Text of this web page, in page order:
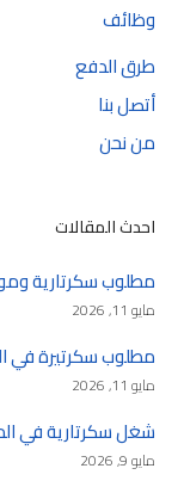
وظائف
طرق الدفع
أتصل بنا
من نحن
احدث المقالات
مطلوب سكرتارية
مايو 11, 2026
مطلوب سكرتيرة في الدقي
مايو 11, 2026
شغل سكرتارية في
مايو 9, 2026